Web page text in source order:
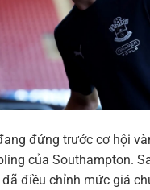
đứng trước cơ hội
của Southampton.
điều chỉnh mức giá